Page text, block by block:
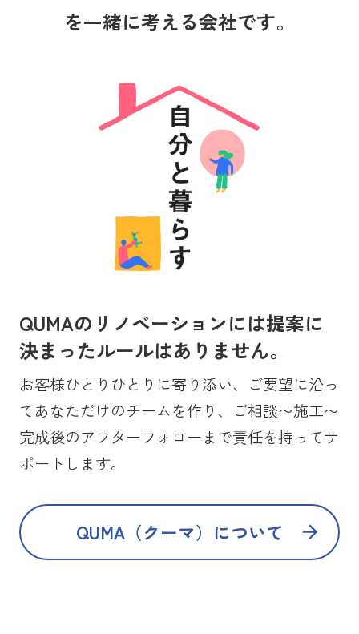
を一緒に考える会社です。
QUMAのリノベーションには提案に
決まったルールはありません。
お客様ひとりひとりに寄り添い、ご要望に沿っ
てあなただけのチームを作り、ご相談〜施工〜
完成後のアフターフォローまで責任を持ってサ
ポートします。
QUMA（クーマ）について